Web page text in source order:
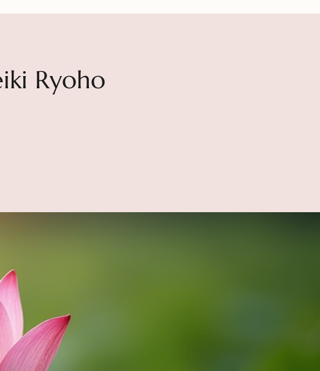
Ryoho